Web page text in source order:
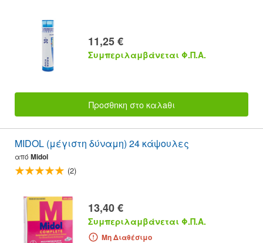
11,25 €
Συμπεριλαμβάνεται Φ.Π.Α.
Προσθnκη στο καλaθι
MIDOL (μέγιστη δύναμη) 24 κάψουλες
από Midol
(2)
13,40 €
Συμπεριλαμβάνεται Φ.Π.Α.
Μη Διαθέσιμο